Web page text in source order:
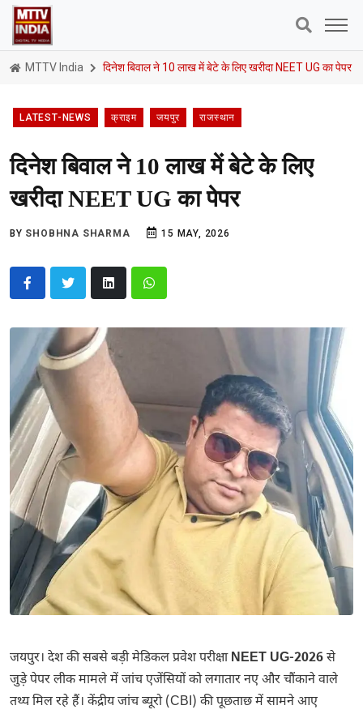
MTTV India दिनेश बिवाल ने 10 लाख में बेटे के लिए खरीदा NEET UG का पेपर
LATEST-NEWS क्राइम जयपुर राजस्थान
दिनेश बिवाल ने 10 लाख में बेटे के लिए
खरीदा NEET UG का पेपर
BY SHOBHNA SHARMA 15 MAY, 2026
जयपुर। देश की सबसे बड़ी मेडिकल प्रवेश परीक्षाNEET UG-2026से
जुड़े पेपर लीक मामले में जांच एजेंसियों को लगातार नए और चौंकाने वाले
तथ्य मिल रहे हैं। केंद्रीय जांच ब्यूरो (CBI) की पूछताछ में सामने आए